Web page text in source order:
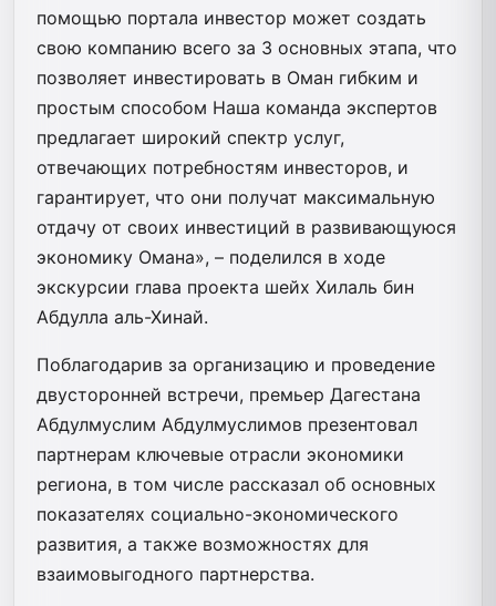
помощью портала инвестор может создать
свою компанию всего за 3 основных этапа, что
позволяет инвестировать в Оман гибким и
простым способом Наша команда экспертов
предлагает широкий спектр услуг,
отвечающих потребностям инвесторов, и
гарантирует, что они получат максимальную
отдачу от своих инвестиций в развивающуюся
экономику Омана», – поделился в ходе
экскурсии глава проекта шейх Хилаль бин
Абдулла аль-Хинай.
Поблагодарив за организацию и проведение
двусторонней встречи, премьер Дагестана
Абдулмуслим Абдулмуслимов презентовал
партнерам ключевые отрасли экономики
региона, в том числе рассказал об основных
показателях социально-экономического
развития, а также возможностях для
взаимовыгодного партнерства.